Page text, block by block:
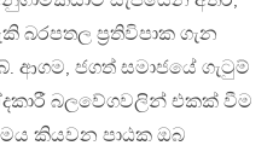
බරපතල ප‍්‍රතිවිපාක ගැන
ආගම, ජගත් සමාජයේ ගැටුම්
බලවේගවලින් එකක් වීම
කියවන පාඨක ඔබ